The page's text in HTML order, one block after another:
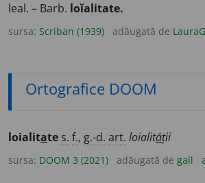
leal. – Barb. loĭalitate.
sursa: Scriban (1939) adăugată de
Ortografice DOOM
loialitate s. f., g.-d. art. loialității
sursa: DOOM 3 (2021) adăugată de gall